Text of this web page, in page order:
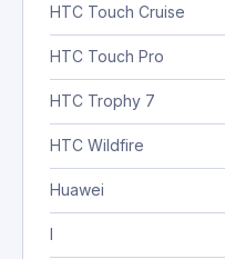
HTC Touch Cruise
HTC Touch Pro
HTC Trophy 7
HTC Wildfire
Huawei
I